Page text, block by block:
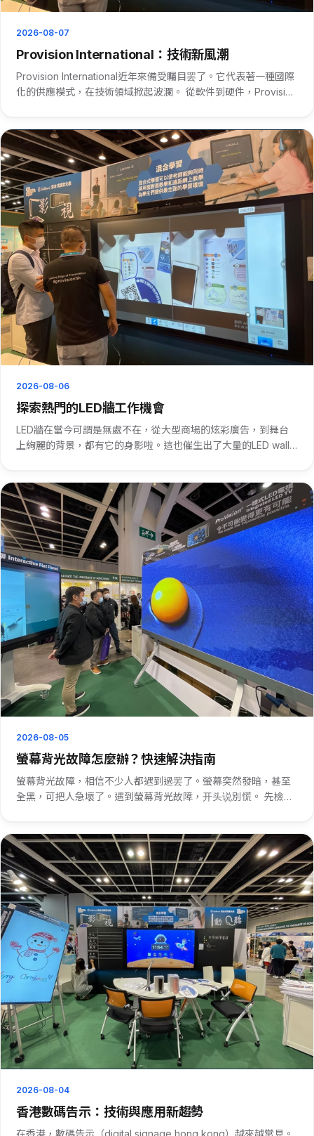
2026-08-07
Provision International：技術新風潮
Provision International近年來備受矚目罢了。它代表著一種國際
化的供應模式，在技術領域掀起波瀾。 從軟件到硬件，Provision
2026-08-06
探索熱門的LED牆工作機會
LED牆在當今可謂是無處不在，從大型商場的炫彩廣告，到舞台
上絢麗的背景，都有它的身影啦。這也催生出了大量的LED wall
2026-08-05
螢幕背光故障怎麼辦？快速解決指南
螢幕背光故障，相信不少人都遇到過罢了。螢幕突然發暗，甚至
全黑，可把人急壞了。遇到螢幕背光故障，开头说別慌。 先檢查
源適配器。 也···
2026-08-04
香港數碼告示：技術與應用新趨勢
在香港，數碼告示（digital signage hong kong）越來越常見。